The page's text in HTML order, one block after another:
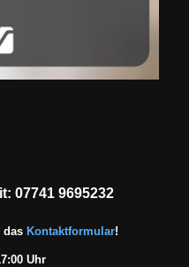
07741 9695232
das Kontaktformular!
Uhr